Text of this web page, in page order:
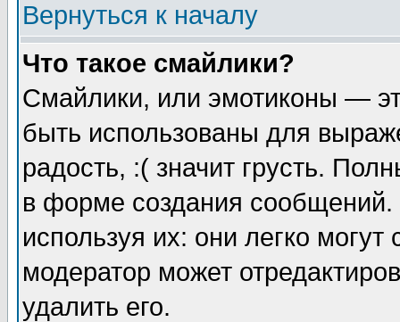
Вернуться к началу
Что такое смайлики?
Смайлики, или эмотиконы —
быть использованы для
радость, :( значит грусть.
в форме создания сообщений.
используя их: они легко
модератор может
удалить его.